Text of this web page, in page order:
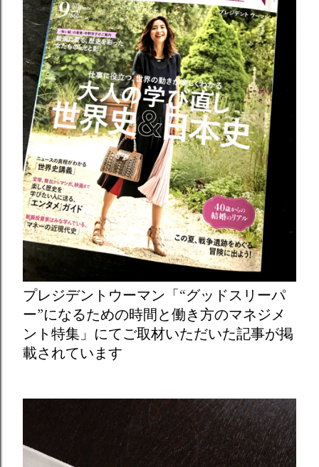
プレジデントウーマン「“グッドスリーパ
ー”になるための時間と働き方のマネジメ
ント特集」にてご取材いただいた記事が掲
載されています